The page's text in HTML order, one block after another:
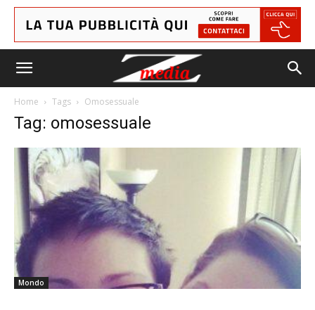
Home Tags Omosessuale
Tag: omosessuale
Mondo